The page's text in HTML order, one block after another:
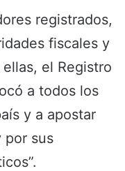
registrados,
fiscales y
el Registro
a todos los
y a apostar
por sus